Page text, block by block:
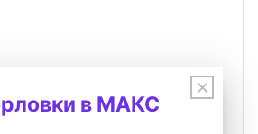
отключение
×
в МАКС